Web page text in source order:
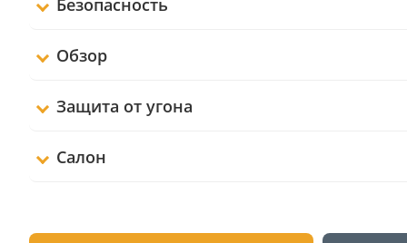
Безопасность
Обзор
Защита от угона
Салон